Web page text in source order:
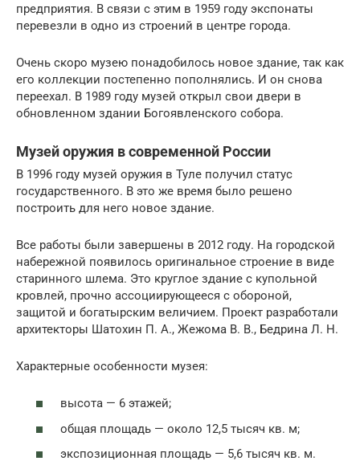
предприятия. В связи с этим в 1959 году экспонаты
перевезли в одно из строений в центре города.
Очень скоро музею понадобилось новое здание, так как
его коллекции постепенно пополнялись. И он снова
переехал. В 1989 году музей открыл свои двери в
обновленном здании Богоявленского собора.
Музей оружия в современной России
В 1996 году музей оружия в Туле получил статус
государственного. В это же время было решено
построить для него новое здание.
Все работы были завершены в 2012 году. На городской
набережной появилось оригинальное строение в виде
старинного шлема. Это круглое здание с купольной
кровлей, прочно ассоциирующееся с обороной,
защитой и богатырским величием. Проект разработали
архитекторы Шатохин П. А., Жежома В. В., Бедрина Л. Н.
Характерные особенности музея:
высота — 6 этажей;
общая площадь — около 12,5 тысяч кв. м;
экспозиционная площадь — 5,6 тысяч кв. м.